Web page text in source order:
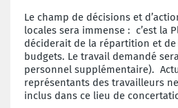
Le champ de décisions et
locales sera immense : c’est la
déciderait de la répartition et
budgets. Le travail demandé
personnel supplémentaire).
représentants des travailleurs
inclus dans ce lieu de